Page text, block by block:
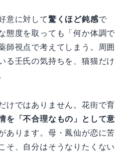
意に対して驚くほど鈍感で
態度を取っても「何か体調で
師視点で考えてしまう。周囲
る壬氏の気持ちを、猫猫だけ
けではありません。花街で育
を「不合理なもの」として意
あります。母・鳳仙が恋に苦
そ、自分はそうなりたくない